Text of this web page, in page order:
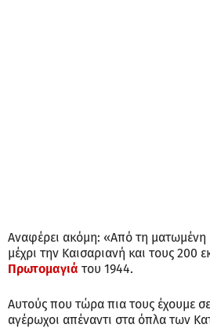
Αναφέρει ακόμη: «Από τη ματωμένη
μέχρι την Καισαριανή και τους 200
Πρωτομαγιά του 1944.
Αυτούς που τώρα πια τους έχουμε
αγέρωχοι απέναντι στα όπλα των